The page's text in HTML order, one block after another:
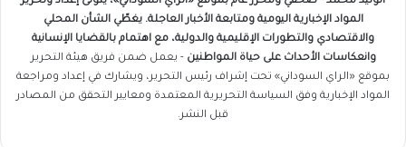
المواد الإخبارية اليومية ومتابعة الأخبار العاجلة. يغطّي الشأن المحلي
والاقتصادي والتطورات الإقليمية والدولية، مع اهتمام بالقضايا الإنسانية
وانعكاسات الأحداث على حياة المواطنين - يعمل ضمن فريق هيئة التحرير
بموقع «الراي السوداني» تحت إشراف رئيس التحرير، ويشارك في إعداد ومراجعة
المواد الإخبارية وفق السياسة التحريرية المعتمدة ومعايير التحقق من المصادر
قبل النشر.